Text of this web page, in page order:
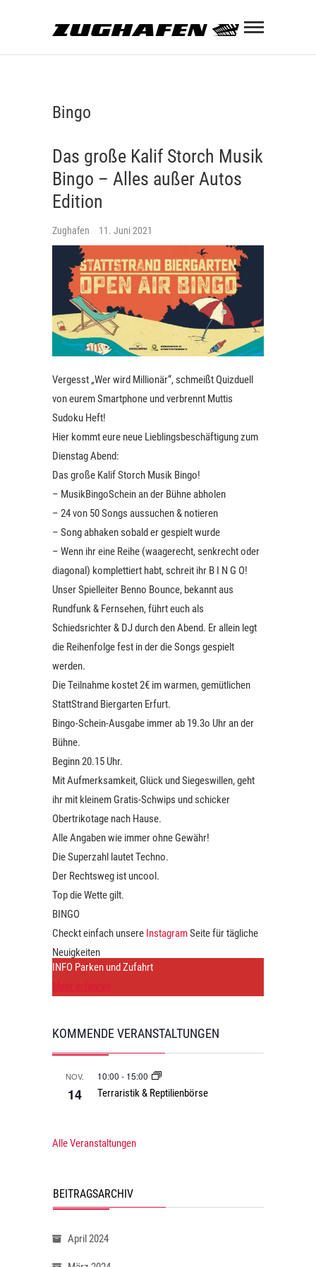
Bingo
Das große Kalif Storch Musik
Bingo – Alles außer Autos
Edition
Zughafen 11. Juni 2021
Vergesst „Wer wird Millionär“, schmeißt Quizduell
von eurem Smartphone und verbrennt Muttis
Sudoku Heft!
Hier kommt eure neue Lieblingsbeschäftigung zum
Dienstag Abend:
Das große Kalif Storch Musik Bingo!
– MusikBingoSchein an der Bühne abholen
– 24 von 50 Songs aussuchen & notieren
– Song abhaken sobald er gespielt wurde
– Wenn ihr eine Reihe (waagerecht, senkrecht oder
diagonal) komplettiert habt, schreit ihr B I N G O!
Unser Spielleiter Benno Bounce, bekannt aus
Rundfunk & Fernsehen, führt euch als
Schiedsrichter & DJ durch den Abend. Er allein legt
die Reihenfolge fest in der die Songs gespielt
werden.
Die Teilnahme kostet 2€ im warmen, gemütlichen
StattStrand Biergarten Erfurt.
Bingo-Schein-Ausgabe immer ab 19.3o Uhr an der
Bühne.
Beginn 20.15 Uhr.
Mit Aufmerksamkeit, Glück und Siegeswillen, geht
ihr mit kleinem Gratis-Schwips und schicker
Obertrikotage nach Hause.
Alle Angaben wie immer ohne Gewähr!
Die Superzahl lautet Techno.
Der Rechtsweg ist uncool.
Top die Wette gilt.
BINGO
Checkt einfach unsere InstagramSeite für tägliche
Neuigkeiten
INFO Parken und Zufahrt
Mehr erfahren
KOMMENDE VERANSTALTUNGEN
NOV.
14
10:00 - 15:00
Terraristik & Reptilienbörse
Alle Veranstaltungen
BEITRAGSARCHIV
April 2024